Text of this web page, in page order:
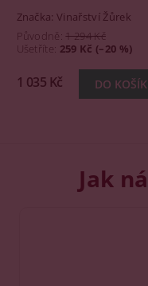
Značka:Vinařství Žůrek
Původně:1 294 Kč
Ušetříte: 259 Kč (–20 %)
1 035 Kč
Jak